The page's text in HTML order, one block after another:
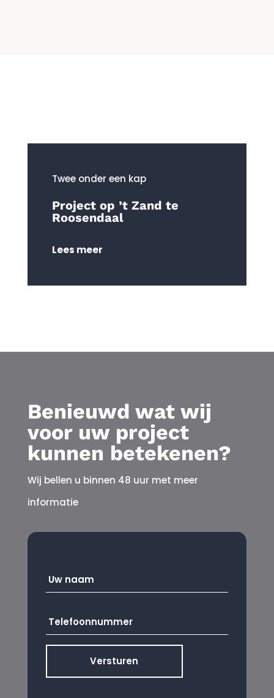
Twee onder een kap
Project op ’t Zand te
Roosendaal
Lees meer
Benieuwd wat wij
voor uw project
kunnen betekenen?
Wij bellen u binnen 48 uur met meer
informatie
naam *